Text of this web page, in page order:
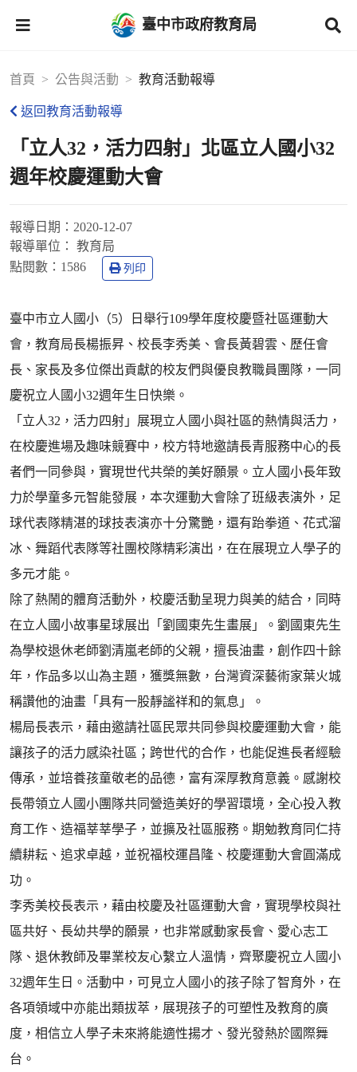
臺中市政府教育局
首頁 公告與活動 教育活動報導
返回教育活動報導
「立人32，活力四射」北區立人國小32
週年校慶運動大會
報導日期： 2020-12-07
報導單位：
教育局
點閱數： 1586 列印
臺中市立人國小（5）日舉行109學年度校慶暨社區運動大
會，教育局長楊振昇、校長李秀美、會長黃碧雲、歷任會
長、家長及多位傑出貢獻的校友們與優良教職員團隊，一同
慶祝立人國小32週年生日快樂。
「立人32，活力四射」展現立人國小與社區的熱情與活力，
在校慶進場及趣味競賽中，校方特地邀請長青服務中心的長
者們一同參與，實現世代共榮的美好願景。立人國小長年致
力於學童多元智能發展，本次運動大會除了班級表演外，足
球代表隊精湛的球技表演亦十分驚艷，還有跆拳道、花式溜
冰、舞蹈代表隊等社團校隊精彩演出，在在展現立人學子的
多元才能。
除了熱鬧的體育活動外，校慶活動呈現力與美的結合，同時
在立人國小故事星球展出「劉國東先生畫展」。劉國東先生
為學校退休老師劉清嵐老師的父親，擅長油畫，創作四十餘
年，作品多以山為主題，獲獎無數，台灣資深藝術家葉火城
稱讚他的油畫「具有一股靜謐祥和的氣息」。
楊局長表示，藉由邀請社區民眾共同參與校慶運動大會，能
讓孩子的活力感染社區；跨世代的合作，也能促進長者經驗
傳承，並培養孩童敬老的品德，富有深厚教育意義。感謝校
長帶領立人國小團隊共同營造美好的學習環境，全心投入教
育工作、造福莘莘學子，並擴及社區服務。期勉教育同仁持
續耕耘、追求卓越，並祝福校運昌隆、校慶運動大會圓滿成
功。
李秀美校長表示，藉由校慶及社區運動大會，實現學校與社
區共好、長幼共學的願景，也非常感動家長會、愛心志工
隊、退休教師及畢業校友心繫立人溫情，齊聚慶祝立人國小
32週年生日。活動中，可見立人國小的孩子除了智育外，在
各項領域中亦能出類拔萃，展現孩子的可塑性及教育的廣
度，相信立人學子未來將能適性揚才、發光發熱於國際舞
台。